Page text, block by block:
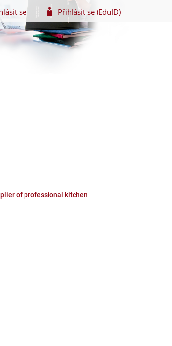
se Přihlásit se (EduID)
of professional kitchen